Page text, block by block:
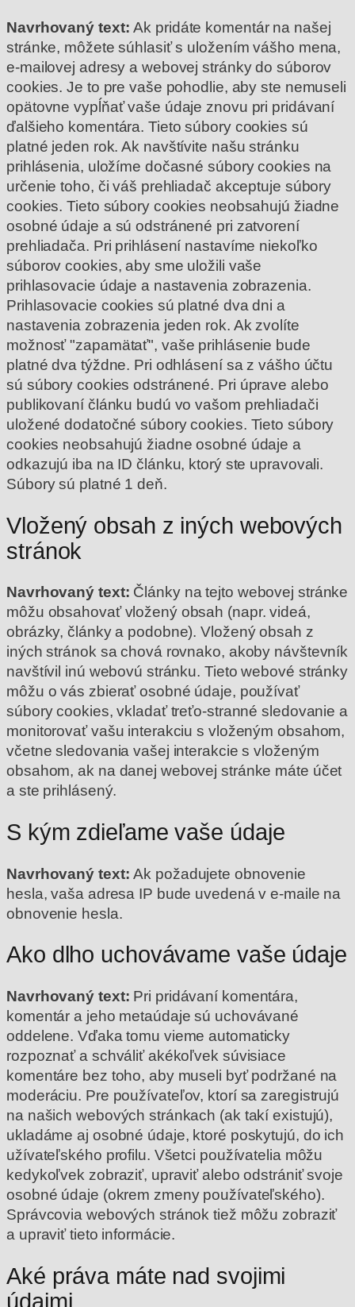
Navrhovaný text:Ak pridáte komentár na našej
stránke, môžete súhlasiť s uložením vášho mena,
e-mailovej adresy a webovej stránky do súborov
cookies. Je to pre vaše pohodlie, aby ste nemuseli
opätovne vypĺňať vaše údaje znovu pri pridávaní
ďalšieho komentára. Tieto súbory cookies sú
platné jeden rok.Ak navštívite našu stránku
prihlásenia, uložíme dočasné súbory cookies na
určenie toho, či váš prehliadač akceptuje súbory
cookies. Tieto súbory cookies neobsahujú žiadne
osobné údaje a sú odstránené pri zatvorení
prehliadača. Pri prihlásení nastavíme niekoľko
súborov cookies, aby sme uložili vaše
prihlasovacie údaje a nastavenia zobrazenia.
Prihlasovacie cookies sú platné dva dni a
nastavenia zobrazenia jeden rok. Ak zvolíte
možnosť "zapamätať", vaše prihlásenie bude
platné dva týždne. Pri odhlásení sa z vášho účtu
sú súbory cookies odstránené. Pri úprave alebo
publikovaní článku budú vo vašom prehliadači
uložené dodatočné súbory cookies. Tieto súbory
cookies neobsahujú žiadne osobné údaje a
odkazujú iba na ID článku, ktorý ste upravovali.
Súbory sú platné 1 deň.
Vložený obsah z iných webových
stránok
Navrhovaný text: Články na tejto webovej stránke
môžu obsahovať vložený obsah (napr. videá,
obrázky, články a podobne). Vložený obsah z
iných stránok sa chová rovnako, akoby návštevník
navštívil inú webovú stránku. Tieto webové stránky
môžu o vás zbierať osobné údaje, používať
súbory cookies, vkladať treťo-stranné sledovanie a
monitorovať vašu interakciu s vloženým obsahom,
včetne sledovania vašej interakcie s vloženým
obsahom, ak na danej webovej stránke máte účet
a ste prihlásený.
S kým zdieľame vaše údaje
Navrhovaný text:Ak požadujete obnovenie
hesla, vaša adresa IP bude uvedená v e-maile na
obnovenie hesla.
Ako dlho uchovávame vaše údaje
Navrhovaný text: Pri pridávaní komentára,
komentár a jeho metaúdaje sú uchovávané
oddelene. Vďaka tomu vieme automaticky
rozpoznať a schváliť akékoľvek súvisiace
komentáre bez toho, aby museli byť podržané na
moderáciu. Pre používateľov, ktorí sa zaregistrujú
na našich webových stránkach (ak takí existujú),
ukladáme aj osobné údaje, ktoré poskytujú, do ich
užívateľského profilu. Všetci používatelia môžu
kedykoľvek zobraziť, upraviť alebo odstrániť svoje
osobné údaje (okrem zmeny používateľského).
Správcovia webových stránok tiež môžu zobraziť
a upraviť tieto informácie.
Aké práva máte nad svojimi
údajmi